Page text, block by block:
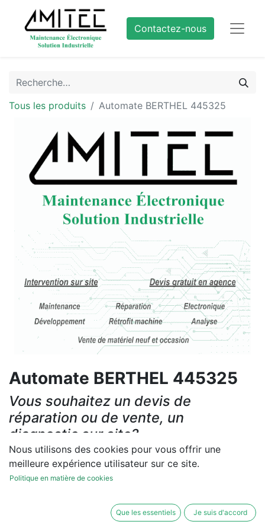
Contactez-nous
Tous les produits Automate BERTHEL 445325
Automate BERTHEL 445325
Vous souhaitez un devis de
réparation ou de vente, un
diagnostic sur site?
Contactez-nous
Les réparations et les ventes sont garanties
Nous utilisons des cookies pour vous offrir une
meilleure expérience utilisateur sur ce site.
Politique en matière de cookies
Que les essentiels Je suis d'accord